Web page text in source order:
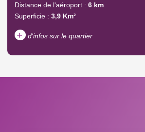
Distance de l'aéroport : 6 km
Superficie : 3,9 Km²
+ d'infos sur le quartier